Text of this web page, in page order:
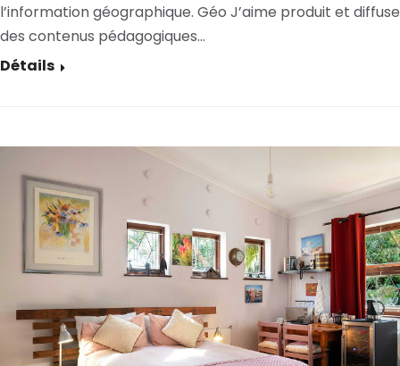
l’information géographique. Géo J’aime produit et diffuse
des contenus pédagogiques…
Détails